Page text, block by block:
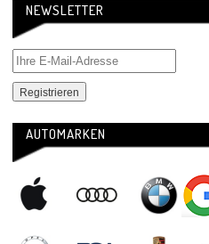
NEWSLETTER
AUTOMARKEN